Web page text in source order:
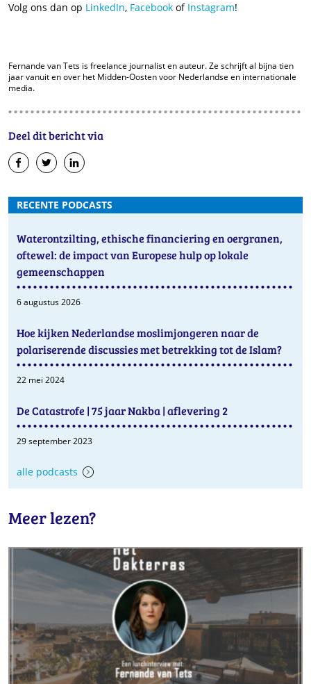
Volg ons dan op LinkedIn, Facebook of Instagram!
Fernande van Tets is freelance journalist en auteur. Ze schrijft al bijna tien
jaar vanuit en over het Midden-Oosten voor Nederlandse en internationale
media.
Deel dit bericht via
op
Facebook
op
Twitter
op
LinkedIn
RECENTE PODCASTS
Waterontzilting, ethische financiering en oergranen,
oftewel: de impact van Europese hulp op lokale
gemeenschappen
6 augustus 2026
Hoe kijken Nederlandse moslimjongeren naar de
polariserende discussies met betrekking tot de Islam?
22 mei 2024
De Catastrofe | 75 jaar Nakba | aflevering 2
29 september 2023
alle podcasts
Meer lezen?